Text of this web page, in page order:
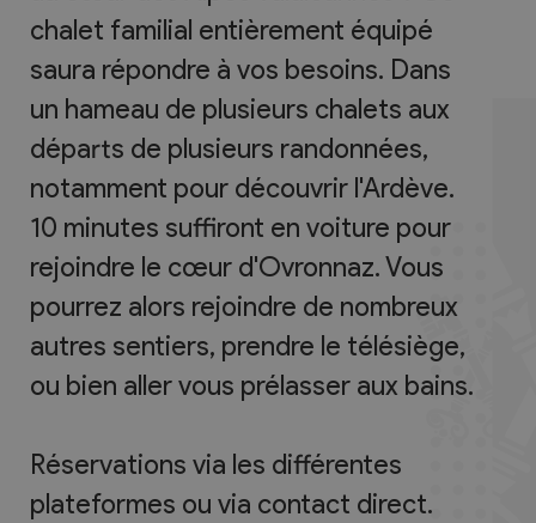
chalet familial entièrement équipé
saura répondre à vos besoins. Dans
un hameau de plusieurs chalets aux
départs de plusieurs randonnées,
notamment pour découvrir l'Ardève.
10 minutes suffiront en voiture pour
rejoindre le cœur d'Ovronnaz. Vous
pourrez alors rejoindre de nombreux
autres sentiers, prendre le télésiège,
ou bien aller vous prélasser aux bains.
Réservations via les différentes
plateformes ou via contact direct.